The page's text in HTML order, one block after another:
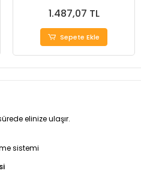
1.487,07 TL
Sepete Ekle
elinize ulaşır.
sistemi